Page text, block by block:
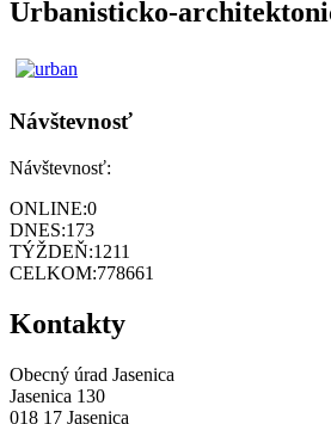
Urbanisticko-
Návštevnosť
Návštevnosť:
ONLINE:0
DNES:173
TÝŽDEŇ:1211
CELKOM:778661
Kontakty
Obecný úrad Jasenica
Jasenica 130
018 17 Jasenica